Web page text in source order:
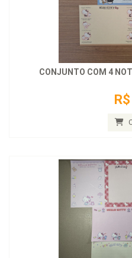
CONJUNTO COM 4